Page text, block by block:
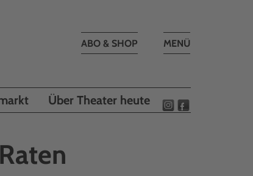
Toggle
MENÜ
ABO & SHOP
Über Theater heute